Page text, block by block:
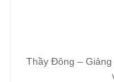
Thầy Đông –